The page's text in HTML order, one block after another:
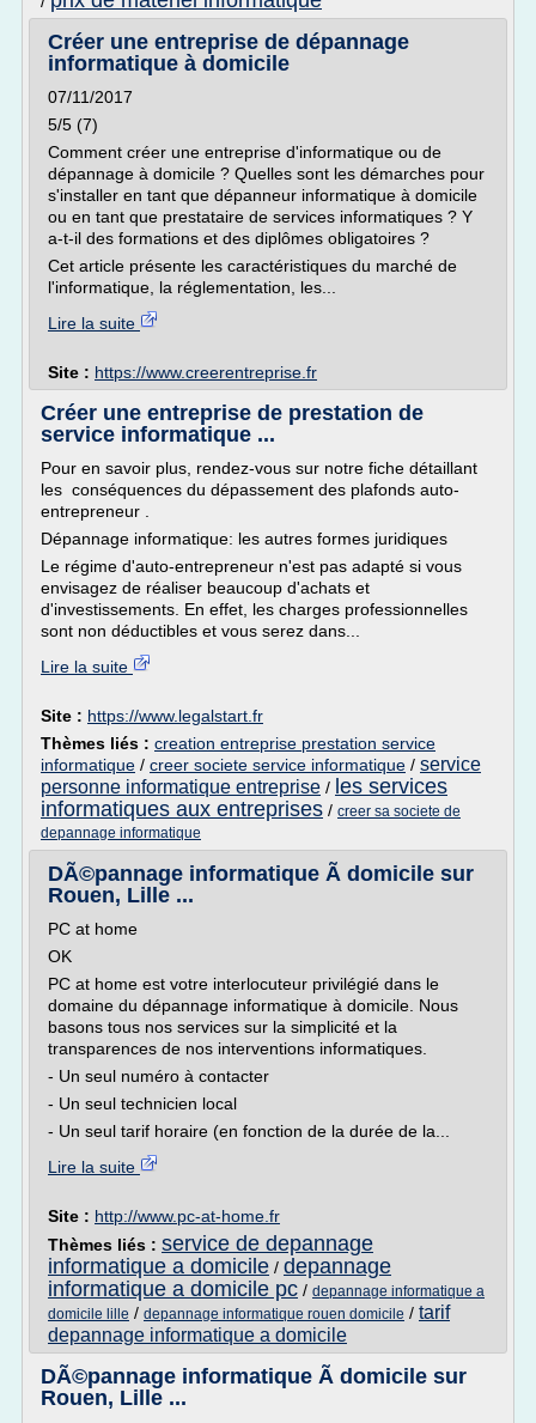
Créer une entreprise de dépannage
informatique à domicile
07/11/2017
5/5 (7)
Comment créer une entreprise d'informatique ou de
dépannage à domicile ? Quelles sont les démarches pour
s'installer en tant que dépanneur informatique à domicile
ou en tant que prestataire de services informatiques ? Y
a-t-il des formations et des diplômes obligatoires ?
Cet article présente les caractéristiques du marché de
l'informatique, la réglementation, les...
Lire la suite
Site : https://www.creerentreprise.fr
Créer une entreprise de prestation de
service informatique ...
Pour en savoir plus, rendez-vous sur notre fiche détaillant
les conséquences du dépassement des plafonds auto-
entrepreneur .
Dépannage informatique: les autres formes juridiques
Le régime d'auto-entrepreneur n'est pas adapté si vous
envisagez de réaliser beaucoup d'achats et
d'investissements. En effet, les charges professionnelles
sont non déductibles et vous serez dans...
Lire la suite
Site : https://www.legalstart.fr
Thèmes liés : creation entreprise prestation service
informatique / creer societe service informatique / service
personne informatique entreprise / les services
informatiques aux entreprises / creer sa societe de
depannage informatique
DÃ©pannage informatique Ã domicile sur
Rouen, Lille ...
PC at home
OK
PC at home est votre interlocuteur privilégié dans le
domaine du dépannage informatique à domicile. Nous
basons tous nos services sur la simplicité et la
transparences de nos interventions informatiques.
- Un seul numéro à contacter
- Un seul technicien local
- Un seul tarif horaire (en fonction de la durée de la...
Lire la suite
Site : http://www.pc-at-home.fr
Thèmes liés : service de depannage
informatique a domicile / depannage
informatique a domicile pc / depannage informatique a
domicile lille / depannage informatique rouen domicile / tarif
depannage informatique a domicile
DÃ©pannage informatique Ã domicile sur
Rouen, Lille ...